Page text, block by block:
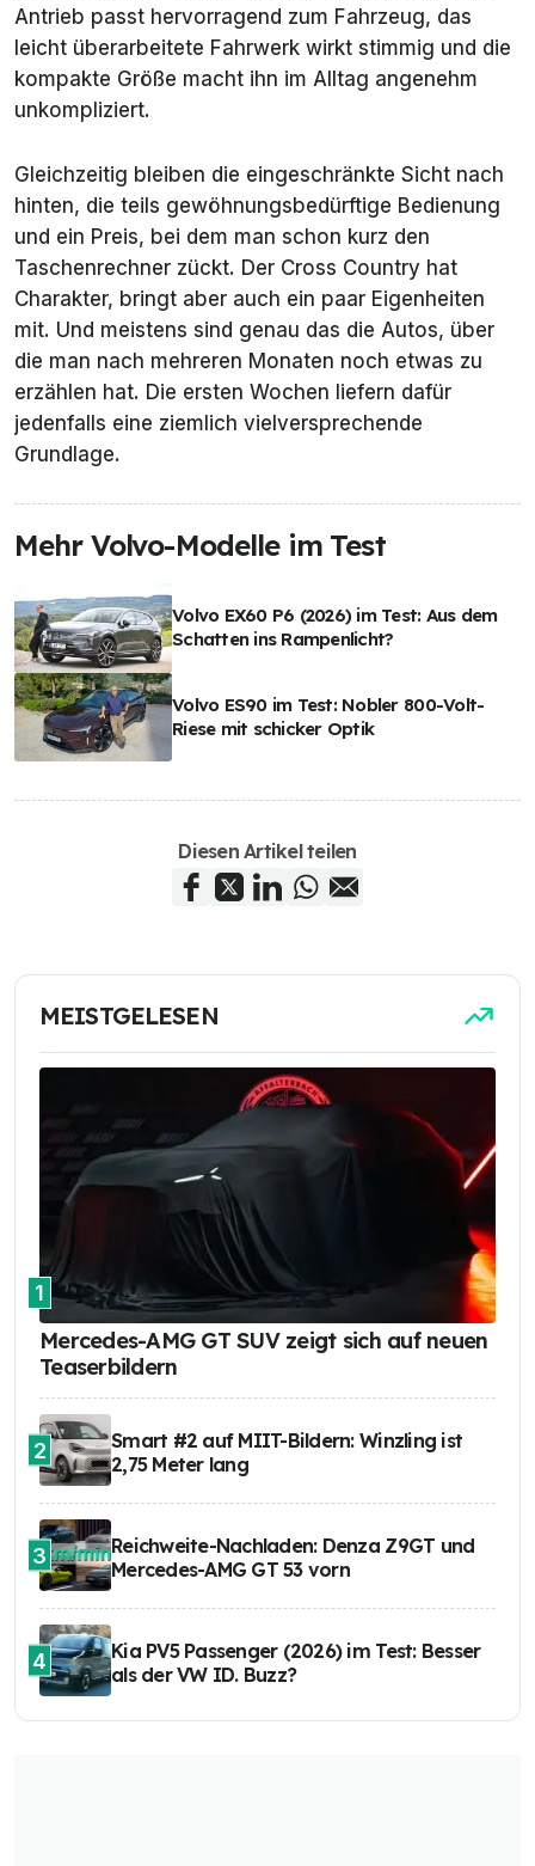
Antrieb passt hervorragend zum Fahrzeug, das
leicht überarbeitete Fahrwerk wirkt stimmig und die
kompakte Größe macht ihn im Alltag angenehm
unkompliziert.
Gleichzeitig bleiben die eingeschränkte Sicht nach
hinten, die teils gewöhnungsbedürftige Bedienung
und ein Preis, bei dem man schon kurz den
Taschenrechner zückt. Der Cross Country hat
Charakter, bringt aber auch ein paar Eigenheiten
mit. Und meistens sind genau das die Autos, über
die man nach mehreren Monaten noch etwas zu
erzählen hat. Die ersten Wochen liefern dafür
jedenfalls eine ziemlich vielversprechende
Grundlage.
Mehr Volvo-Modelle im Test
Volvo EX60 P6 (2026) im Test: Aus dem
Schatten ins Rampenlicht?
Volvo ES90 im Test: Nobler 800-Volt-
Riese mit schicker Optik
Diesen Artikel teilen
MEISTGELESEN
1
Mercedes-AMG GT SUV zeigt sich auf neuen
Teaserbildern
2
Smart #2 auf MIIT-Bildern: Winzling ist
2,75 Meter lang
3
Reichweite-Nachladen: Denza Z9GT und
Mercedes-AMG GT 53 vorn
4
Kia PV5 Passenger (2026) im Test: Besser
als der VW ID. Buzz?